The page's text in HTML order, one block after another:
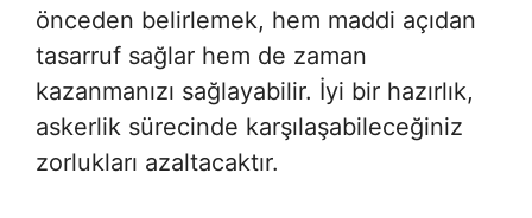
önceden belirlemek, hem maddi açıdan
tasarruf sağlar hem de zaman
kazanmanızı sağlayabilir. İyi bir hazırlık,
askerlik sürecinde karşılaşabileceğiniz
zorlukları azaltacaktır.